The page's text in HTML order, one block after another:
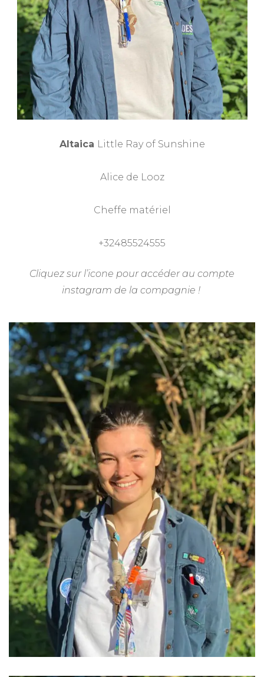
Altaica Little Ray of Sunshine
Alice de Looz
Cheffe matériel
+32485524555
Cliquez sur l’icone pour accéder au compte
instagram de la compagnie !